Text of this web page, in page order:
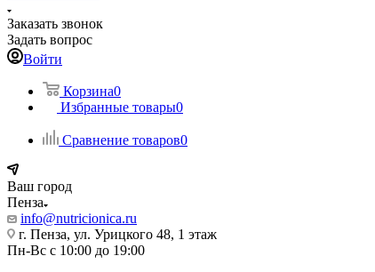
Заказать звонок
Задать вопрос
Войти
Корзина0
Избранные товары0
Сравнение товаров0
Ваш город
Пенза
info@nutricionica.ru
г. Пенза, ул. Урицкого 48, 1 этаж
Пн-Вс с 10:00 до 19:00